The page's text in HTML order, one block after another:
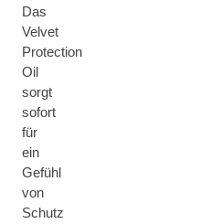
Das
Velvet
Protection
Oil
sorgt
sofort
für
ein
Gefühl
von
Schutz